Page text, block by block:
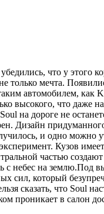
что у этого
только мечта.
автомобилем, как
высокого, что даже
на дороге не
Дизайн
и одно
Кузов
частью
небес на землю.Под
сил, который
сказать, что Soul
проникает в салон